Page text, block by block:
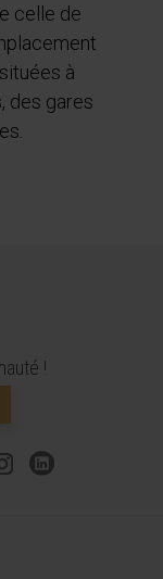
celle de
à
des gares
!